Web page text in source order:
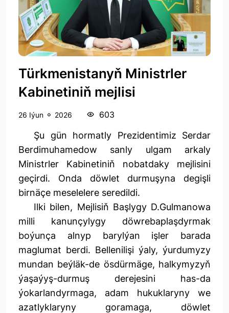
Türkmenistanyň Ministrler
Kabinetiniň mejlisi
26 Iýun 2026 603
Şu gün hormatly Prezidentimiz Serdar
Berdimuhamedow sanly ulgam arkaly
Ministrler Kabinetiniň nobatdaky mejlisini
geçirdi. Onda döwlet durmuşyna degişli
birnäçe meselelere seredildi.
Ilki bilen, Mejlisiň Başlygy D.Gulmanowa
milli kanunçylygy döwrebaplaşdyrmak
boýunça alnyp barylýan işler barada
maglumat berdi. Bellenilişi ýaly, ýurdumyzy
mundan beýläk-de ösdürmäge, halkymyzyň
ýaşaýyş-durmuş derejesini has-da
ýokarlandyrmaga, adam hukuklaryny we
azatlyklaryny goramaga, döwlet